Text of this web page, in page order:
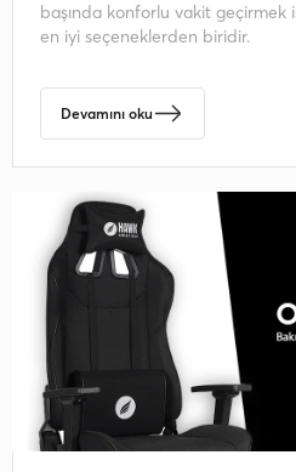
başında konforlu vakit geçirmek
en iyi seçeneklerden biridir.
Devamını oku